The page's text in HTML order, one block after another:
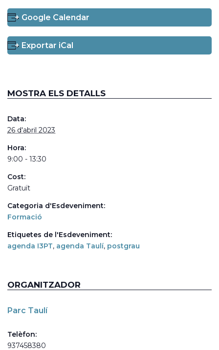
+ Google Calendar
+ Exportar iCal
MOSTRA ELS DETALLS
Data:
26 d'abril 2023
Hora:
9:00 - 13:30
Cost:
Gratuït
Categoria d'Esdeveniment:
Formació
Etiquetes de l'Esdeveniment:
agenda I3PT, agenda Taulí, postgrau
ORGANITZADOR
Parc Taulí
Telèfon:
937458380